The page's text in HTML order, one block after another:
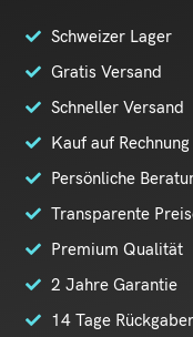
Schweizer Lager
Gratis Versand
Schneller Versand
Kauf auf Rechnung
Persönliche
Transparente
Premium Qualität
2 Jahre Garantie
14 Tage